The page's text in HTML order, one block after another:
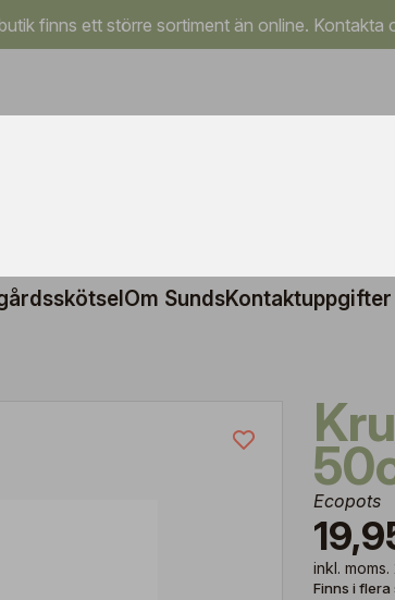
finns ett större sortiment än online. Kontakta
Om SundsKontaktuppgifter
Krukfat Amsterdam
Ecopots
inkl. moms.
Finns i